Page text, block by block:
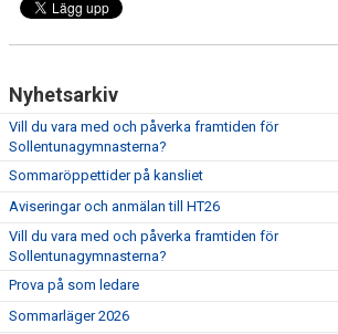
Nyhetsarkiv
Vill du vara med och påverka framtiden för
Sollentunagymnasterna?
Sommaröppettider på kansliet
Aviseringar och anmälan till HT26
Vill du vara med och påverka framtiden för
Sollentunagymnasterna?
Prova på som ledare
Sommarläger 2026